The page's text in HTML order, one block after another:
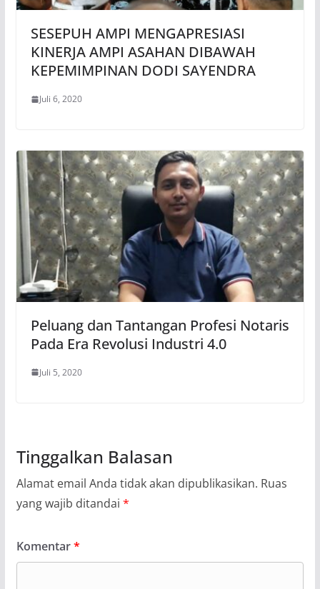
SESEPUH AMPI MENGAPRESIASI
KINERJA AMPI ASAHAN DIBAWAH
KEPEMIMPINAN DODI SAYENDRA
Juli 6, 2020
Peluang dan Tantangan Profesi Notaris
Pada Era Revolusi Industri 4.0
Juli 5, 2020
Tinggalkan Balasan
Alamat email Anda tidak akan dipublikasikan. Ruas
yang wajib ditandai *
Komentar*